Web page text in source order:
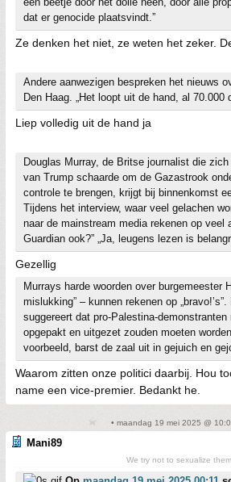
dat er genocide plaatsvindt.”
Ze denken het niet, ze weten het zeker.
Andere aanwezigen bespreken het nieuws
Den Haag. „Het loopt uit de hand, al 70.000
Liep volledig uit de hand ja
Douglas Murray, de Britse journalist die
van Trump schaarde om de Gazastrook
controle te brengen, krijgt bij binnenkomst
Tijdens het interview, waar veel gelachen
naar de mainstream media rekenen op veel
Guardian ook?” „Ja, leugens lezen is
Gezellig
Murrays harde woorden over burgemeester
mislukking” – kunnen rekenen op
suggereert dat pro-Palestina-
opgepakt en uitgezet zouden moeten
voorbeeld, barst de zaal uit in gejuich en
Waarom zitten onze politici daarbij. Hou
name een vice-premier. Bedankt he.
• maandag 19 mei 2025 @
Mani89
We try not to sexualize them.